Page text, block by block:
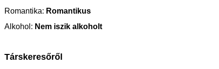
Romantika: Romantikus
Alkohol: Nem iszik alkoholt
Társkeresőről